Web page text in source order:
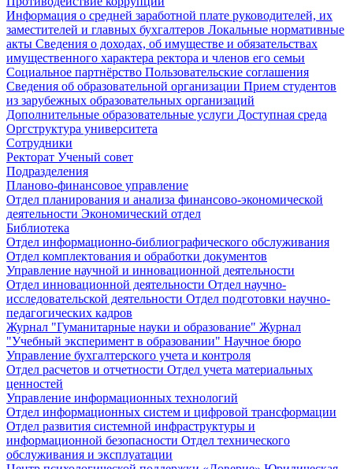
Информация о средней заработной плате руководителей, их
заместителей и главных бухгалтеров Локальные нормативные
акты Сведения о доходах, об имуществе и обязательствах
имущественного характера ректора и членов его семьи
Социальное партнёрство Пользовательские соглашения
Сведения об образовательной организации Прием студентов
из зарубежных образовательных организаций
Дополнительные образовательные услуги Доступная среда
Оргструктура университета
Сотрудники
Ректорат Ученый совет
Подразделения
Планово-финансовое управление
Отдел планирования и анализа финансово-экономической
деятельности Экономический отдел
Библиотека
Отдел информационно-библиографического обслуживания
Отдел комплектования и обработки документов
Управление научной и инновационной деятельности
Отдел инновационной деятельности Отдел научно-
исследовательской деятельности Отдел подготовки научно-
педагогических кадров
Журнал "Гуманитарные науки и образование" Журнал
"Учебный эксперимент в образовании" Научное бюро
Управление бухгалтерского учета и контроля
Отдел расчетов и отчетности Отдел учета материальных
ценностей
Управление информационных технологий
Отдел информационных систем и цифровой трансформации
Отдел развития системной инфраструктуры и
информационной безопасности Отдел технического
обслуживания и эксплуатации